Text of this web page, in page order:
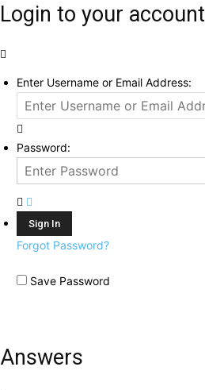
Login to your account
Enter Username or Email Address:
Password:
Forgot Password?
Save Password
Answers